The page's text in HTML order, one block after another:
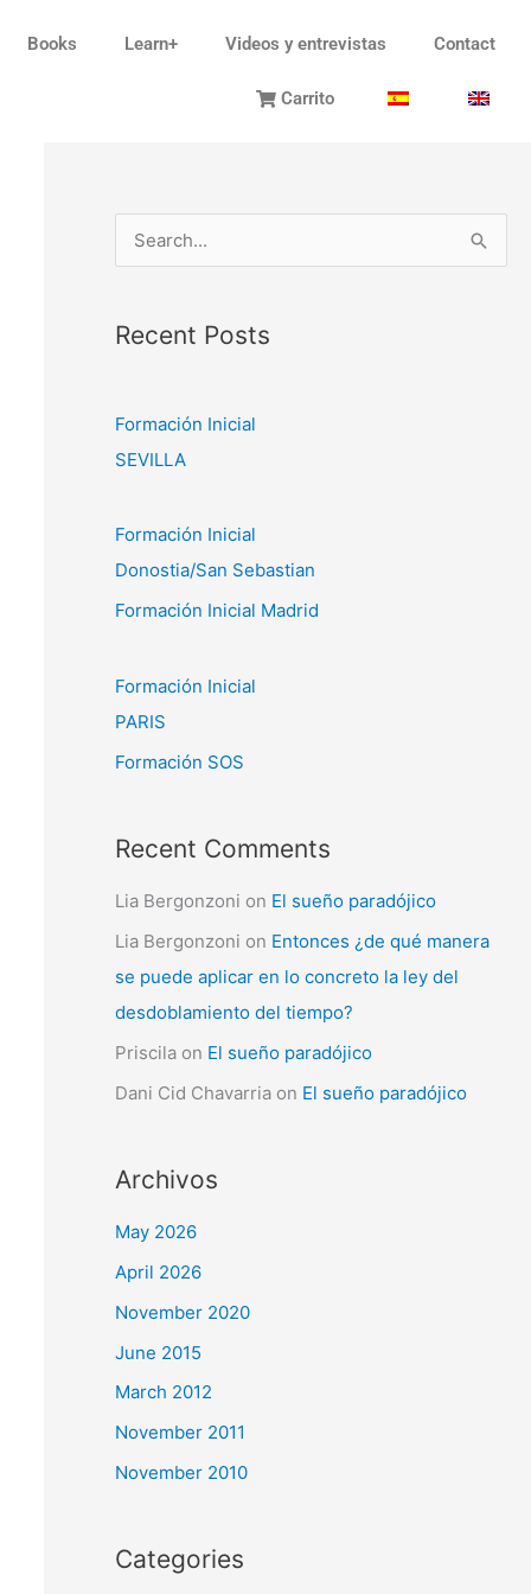
Books Learn+ Videos y entrevistas Contact
Carrito
r
h
f
r
:
Recent Posts
Formación Inicial
SEVILLA
Formación Inicial
Donostia/San Sebastian
Formación Inicial Madrid
Formación Inicial
PARIS
Formación SOS
Recent Comments
Lia Bergonzoni on El sueño paradójico
Lia Bergonzoni on Entonces ¿de qué manera
se puede aplicar en lo concreto la ley del
desdoblamiento del tiempo?
Priscilaon El sueño paradójico
Dani Cid Chavarriaon El sueño paradójico
Archivos
May 2026
April 2026
November 2020
June 2015
March 2012
November 2011
November 2010
Categories